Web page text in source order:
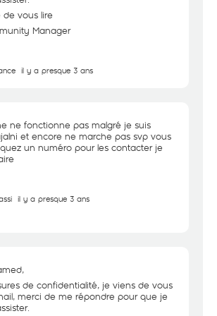
de vous lire
Manager
il y a presque 3 ans
ne fonctionne pas malgré je suis
et encore ne marche pas svp vous
un numéro pour les contacter je
il y a presque 3 ans
de confidentialité, je viens de vous
merci de me répondre pour que je